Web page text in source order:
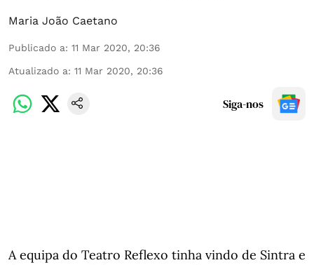
Maria João Caetano
Publicado a: 11 Mar 2020, 20:36
Atualizado a: 11 Mar 2020, 20:36
Siga-nos
A equipa do Teatro Reflexo tinha vindo de Sintra e